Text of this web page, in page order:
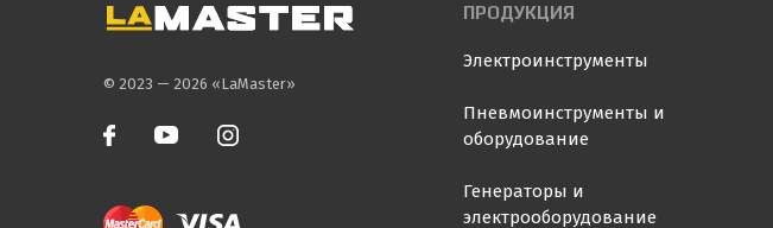
© 2023 — 2026 «LaMaster»
ПРОДУКЦИЯ
Электроинструменты
Пневмоинструменты и
оборудование
Генераторы и
электрооборудование